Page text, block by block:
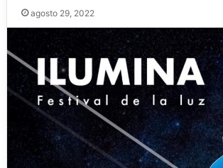
agosto 29, 2022